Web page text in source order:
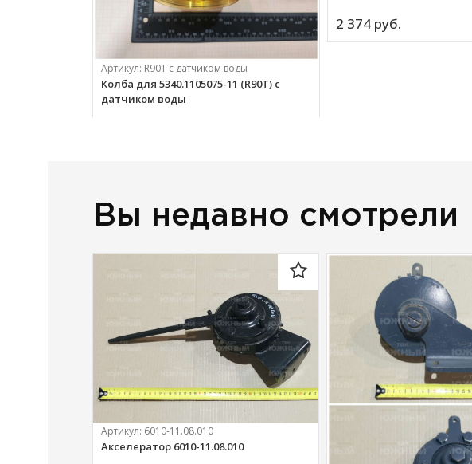
Артикул: R90T с датчиком воды
Колба для 5340.1105075-11 (R90T) с
датчиком воды
2 374 руб.
Вы недавно смотрели
Артикул: 6010-11.08.010
Акселератор 6010-11.08.010